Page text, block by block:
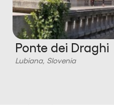
Ponte dei Draghi
Lubiana, Slovenia